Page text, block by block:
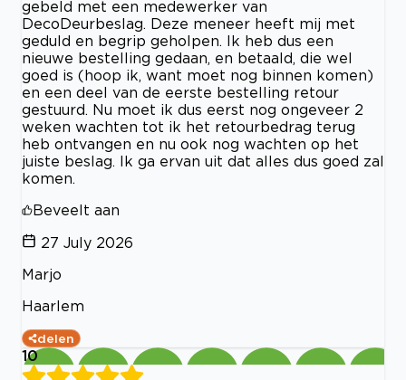
gebeld met een medewerker van
DecoDeurbeslag. Deze meneer heeft mij met
geduld en begrip geholpen. Ik heb dus een
nieuwe bestelling gedaan, en betaald, die wel
goed is (hoop ik, want moet nog binnen komen)
en een deel van de eerste bestelling retour
gestuurd. Nu moet ik dus eerst nog ongeveer 2
weken wachten tot ik het retourbedrag terug
heb ontvangen en nu ook nog wachten op het
juiste beslag. Ik ga ervan uit dat alles dus goed zal
komen.
Beveelt aan
27 July 2026
Marjo
Haarlem
delen
10